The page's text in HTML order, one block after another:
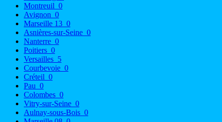
Montreuil 0
Avignon 0
Marseille 13 0
Asnières-sur-Seine 0
Nanterre 0
Poitiers 0
Versailles 5
Courbevoie 0
Créteil 0
Pau 0
Colombes 0
Vitry-sur-Seine 0
Aulnay-sous-Bois 0